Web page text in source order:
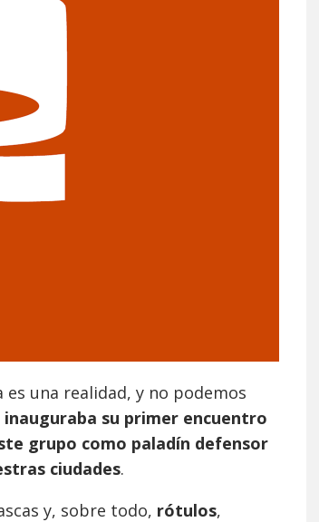
es una realidad, y no podemos
inauguraba su primer encuentro
grupo como paladín defensor
ciudades.
y, sobre todo, rótulos,